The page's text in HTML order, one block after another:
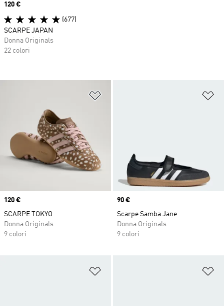
Aggiungi alla lista dei desideri
Price
120 €
SCARPE TOKYO
Donna Originals
9 colori
Price
90 €
Scarpe Samba Jane
Donna Originals
9 colori
Aggiungi alla lista dei desideri
Price
120 €
(677)
SCARPE JAPAN
Donna Originals
22 colori